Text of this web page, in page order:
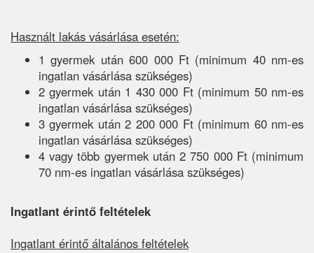
Használt lakás vásárlása esetén:
1 gyermek után 600 000 Ft (minimum 40 nm-es
ingatlan vásárlása szükséges)
2 gyermek után 1 430 000 Ft (minimum 50 nm-es
ingatlan vásárlása szükséges)
3 gyermek után 2 200 000 Ft (minimum 60 nm-es
ingatlan vásárlása szükséges)
4 vagy több gyermek után 2 750 000 Ft (minimum
70 nm-es ingatlan vásárlása szükséges)
Ingatlant érintő feltételek
Ingatlant érintő általános feltételek